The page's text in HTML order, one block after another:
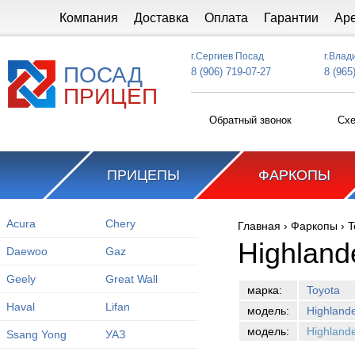
Компания Доставка Оплата Гарантии
ПОСАД
ПРИЦЕП
г.Сергиев Посад
8 (906) 719-07-27 8
Обратный звонок
ПРИЦЕПЫ ФАРКОПЫ
Acura Chery
Daewoo Gaz
Geely Great Wall
Haval Lifan
Ssang Yong УАЗ
Вы здесь
Главная › Фаркопы ›
марка:
Toyota
модель:
модель: